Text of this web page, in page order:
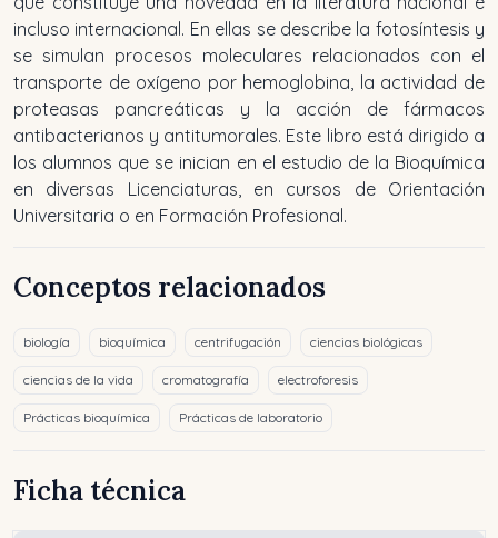
incluso internacional. En ellas se describe la fotosíntesis y
se simulan procesos moleculares relacionados con el
transporte de oxígeno por hemoglobina, la actividad de
proteasas pancreáticas y la acción de fármacos
antibacterianos y antitumorales. Este libro está dirigido a
los alumnos que se inician en el estudio de la Bioquímica
en diversas Licenciaturas, en cursos de Orientación
Universitaria o en Formación Profesional.
Conceptos relacionados
biología bioquímica centrifugación ciencias biológicas
ciencias de la vida cromatografía electroforesis
Prácticas bioquímica Prácticas de laboratorio
Ficha técnica